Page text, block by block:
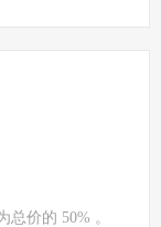
价的 50% 。